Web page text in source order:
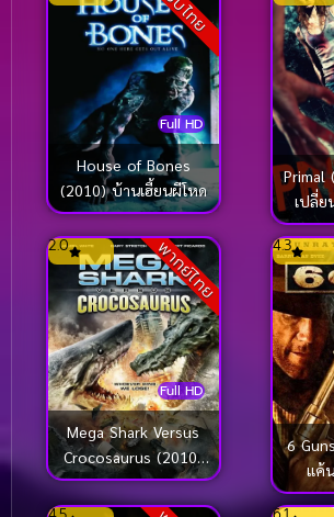
Full HD
House of Bones
(2010) บ้านเฮี้ยนผีโหด
Primal
เปลี่
พากย์ไทย
Full HD
2.0
Mega Shark Versus
Crocosaurus (2010)
ศึกฉลามยักษ์ปะทะ
จระเข้ล้านปี
4.3
6
แค้